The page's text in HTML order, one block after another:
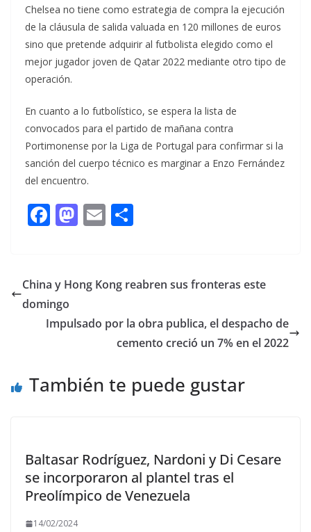
Chelsea no tiene como estrategia de compra la ejecución
de la cláusula de salida valuada en 120 millones de euros
sino que pretende adquirir al futbolista elegido como el
mejor jugador joven de Qatar 2022 mediante otro tipo de
operación.
En cuanto a lo futbolístico, se espera la lista de
convocados para el partido de mañana contra
Portimonense por la Liga de Portugal para confirmar si la
sanción del cuerpo técnico es marginar a Enzo Fernández
del encuentro.
F
b
o
o
M
d
n
E
l p
ti
r
China y Hong Kong reabren sus fronteras este
domingo
Impulsado por la obra publica, el despacho de
cemento creció un 7% en el 2022
También te puede gustar
Baltasar Rodríguez, Nardoni y Di Cesare
se incorporaron al plantel tras el
Preolímpico de Venezuela
14/02/2024